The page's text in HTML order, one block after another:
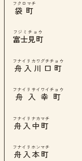
袋町
フクロマチ
富士見町
フジミチョウ
舟入川口町
フナイリカワグチチョウ
舟入幸町
フナイリサイワイチョウ
舟入中町
フナイリナカマチ
舟入本町
フナイリホンマチ